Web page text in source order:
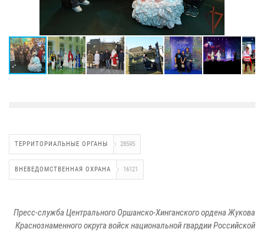
ТЕРРИТОРИАЛЬНЫЕ ОРГАНЫ 28595
ВНЕВЕДОМСТВЕННАЯ ОХРАНА 16121
Пресс-служба Центрального Оршанско-Хинганского ордена Жукова
Краснознаменного округа войск национальной гвардии Российской